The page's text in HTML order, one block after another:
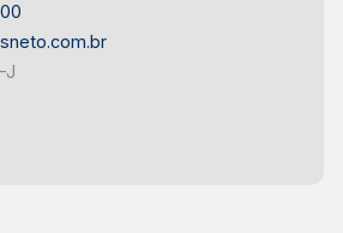
Campestre reconhecido
qualidade de vida IDEAL
que buscam conforto e
J